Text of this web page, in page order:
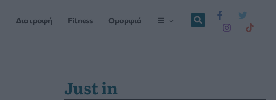
Διατροφή Fitness Ομορφιά ☰
Just in